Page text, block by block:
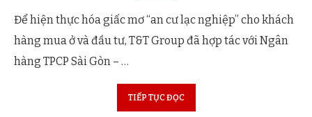
Để hiện thực hóa giấc mơ “an cư lạc nghiệp” cho khách
hàng mua ở và đầu tư, T&T Group đã hợp tác với Ngân
hàng TPCP Sài Gòn – …
TIẾP TỤC ĐỌC